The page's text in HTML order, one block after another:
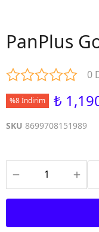
PanPlus
0
%8 İndirim ₺
SKU 8699708151989